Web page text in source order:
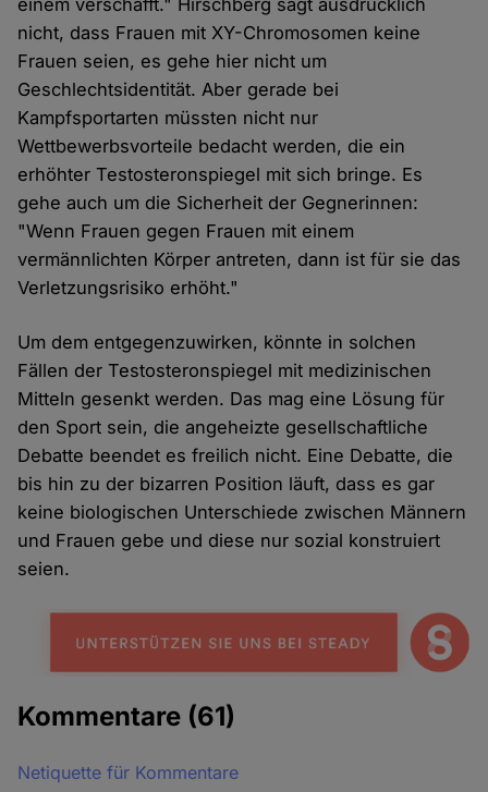
einem verschafft." Hirschberg sagt ausdrücklich
nicht, dass Frauen mit XY-Chromosomen keine
Frauen seien, es gehe hier nicht um
Geschlechtsidentität. Aber gerade bei
Kampfsportarten müssten nicht nur
Wettbewerbsvorteile bedacht werden, die ein
erhöhter Testosteronspiegel mit sich bringe. Es
gehe auch um die Sicherheit der Gegnerinnen:
"Wenn Frauen gegen Frauen mit einem
vermännlichten Körper antreten, dann ist für sie das
Verletzungsrisiko erhöht."
Um dem entgegenzuwirken, könnte in solchen
Fällen der Testosteronspiegel mit medizinischen
Mitteln gesenkt werden. Das mag eine Lösung für
den Sport sein, die angeheizte gesellschaftliche
Debatte beendet es freilich nicht. Eine Debatte, die
bis hin zu der bizarren Position läuft, dass es gar
keine biologischen Unterschiede zwischen Männern
und Frauen gebe und diese nur sozial konstruiert
seien.
Kommentare (61)
Netiquette für Kommentare